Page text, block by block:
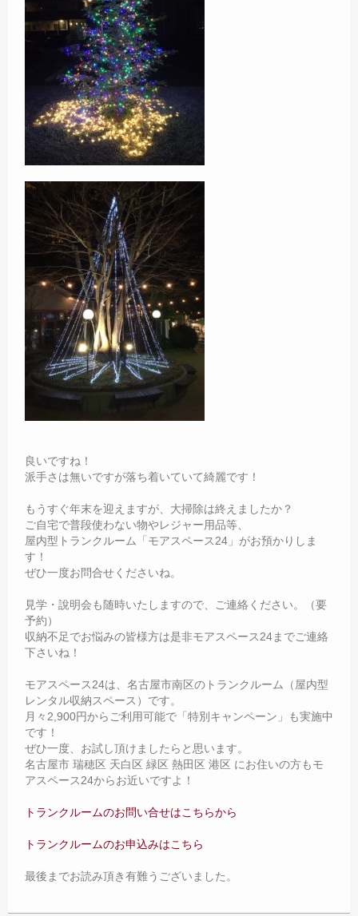
良いですね！
派手さは無いですが落ち着いていて綺麗です！
もうすぐ年末を迎えますが、大掃除は終えましたか？
ご自宅で普段使わない物やレジャー用品等、
屋内型トランクルーム「モアスペース24」がお預かりしま
す！
ぜひ一度お問合せくださいね。
見学・說明会も随時いたしますので、ご連絡ください。（要
予約）
収納不足でお悩みの皆様方は是非モアスペース24までご連絡
下さいね！
モアスペース24は、名古屋市南区のトランクルーム（屋内型
レンタル収納スペース）です。
月々2,900円からご利用可能で「特別キャンペーン」も実施中
です！
ぜひ一度、お試し頂けましたらと思います。
名古屋市 瑞穂区 天白区 緑区 熱田区 港区 にお住いの方もモ
アスペース24からお近いですよ！
トランクルームのお問い合せはこちらから
トランクルームのお申込みはこちら
最後までお読み頂き有難うございました。